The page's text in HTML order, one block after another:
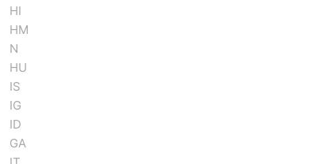
HI
HM
N
HU
IS
IG
ID
GA